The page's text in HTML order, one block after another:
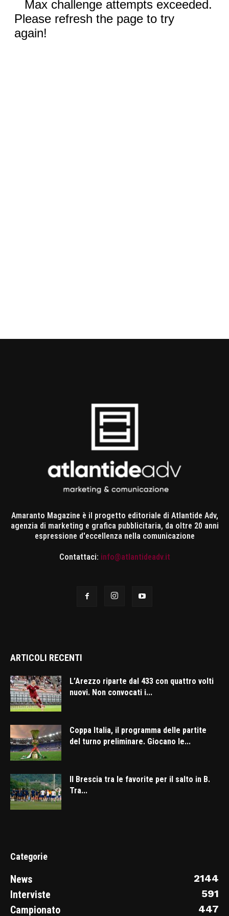
Amaranto Magazine è il progetto editoriale di Atlantide Adv,
agenzia di marketing e grafica pubblicitaria, da oltre 20 anni
espressione d'eccellenza nella comunicazione
Contattaci: info@atlantideadv.it
ARTICOLI RECENTI
L’Arezzo riparte dal 433 con quattro volti
nuovi. Non convocati i...
Coppa Italia, il programma delle partite
del turno preliminare. Giocano le...
Il Brescia tra le favorite per il salto in B.
Tra...
Categorie
News
2144
Interviste
591
Campionato
447